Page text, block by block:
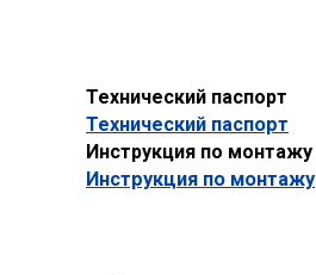
Технический паспорт
Технический паспорт
Инструкция по монтажу
Инструкция по монтажу